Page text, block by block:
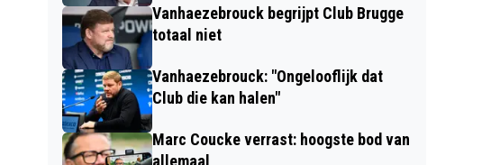
Vanhaezebrouck begrijpt Club Brugge
totaal niet
Vanhaezebrouck: "Ongelooflijk dat
Club die kan halen"
Marc Coucke verrast: hoogste bod van
allemaal